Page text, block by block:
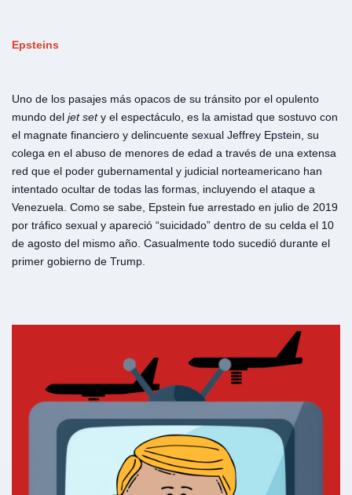
Epsteins
Uno de los pasajes más opacos de su tránsito por el opulento
mundo del jet sety el espectáculo, es la amistad que sostuvo con
el magnate financiero y delincuente sexual Jeffrey Epstein, su
colega en el abuso de menores de edad a través de una extensa
red que el poder gubernamental y judicial norteamericano han
intentado ocultar de todas las formas, incluyendo el ataque a
Venezuela. Como se sabe, Epstein fue arrestado en julio de 2019
por tráfico sexual y apareció “suicidado” dentro de su celda el 10
de agosto del mismo año. Casualmente todo sucedió durante el
primer gobierno de Trump.